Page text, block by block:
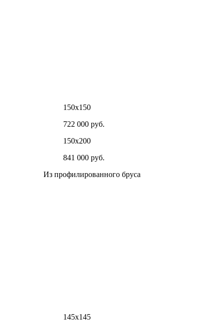
150х150
722 000 руб.
150х200
841 000 руб.
Из профилированного бруса
145х145